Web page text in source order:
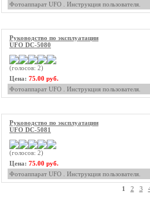
Фотоаппарат UFO . Инструкция пользователя.
Руководство по эксплуатации
UFO DC-5080
(голосов: 2)
Цена: 75.00 руб.
Фотоаппарат UFO . Инструкция пользователя.
Руководство по эксплуатации
UFO DC-5081
(голосов: 2)
Цена: 75.00 руб.
Фотоаппарат UFO . Инструкция пользователя.
1 2 3